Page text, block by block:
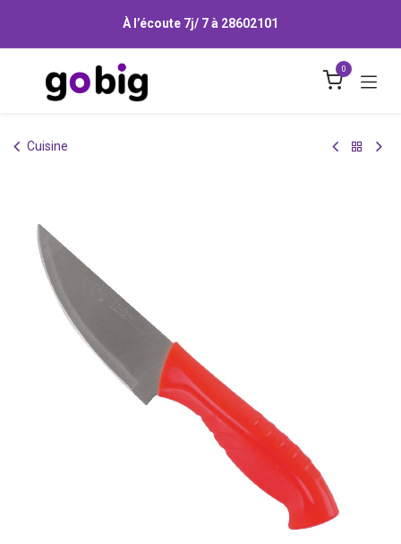
À l’écoute 7j/ 7 à 28602101
0
Cuisine